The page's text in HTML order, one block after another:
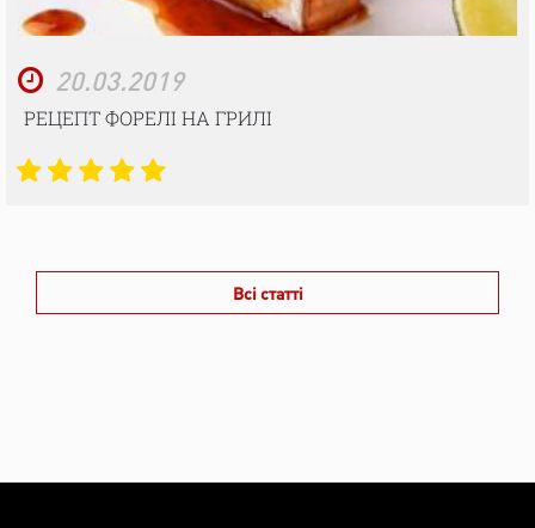
20.03.2019
РЕЦЕПТ ФОРЕЛІ НА ГРИЛІ
Всі статті